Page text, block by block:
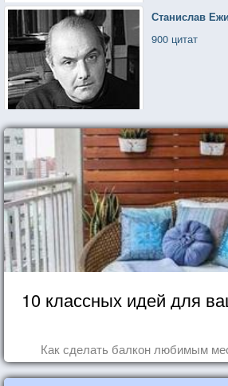
Станислав
900 цитат
10 классных идей для
Как сделать балкон любимым